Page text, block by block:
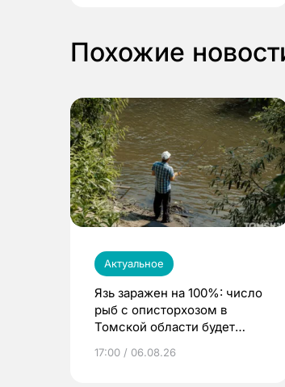
Похожие
Актуальное
Язь заражен на 100%: число
рыб с описторхозом в
Томской области будет
17:00 / 06.08.26